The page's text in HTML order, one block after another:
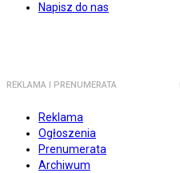
Napisz do nas
REKLAMA I PRENUMERATA
Reklama
Ogłoszenia
Prenumerata
Archiwum